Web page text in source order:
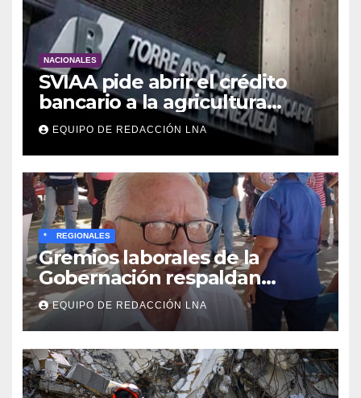
NACIONALES
SVIAA pide abrir el crédito
bancario a la agricultura
familiar en Venezuela
EQUIPO DE REDACCIÓN LNA
* REGIONALES
Gremios laborales de la
Gobernación respaldan
propuesta de Bono
Recreativo de 100 dólares
para jubilados, pensionados y
activos
EQUIPO DE REDACCIÓN LNA